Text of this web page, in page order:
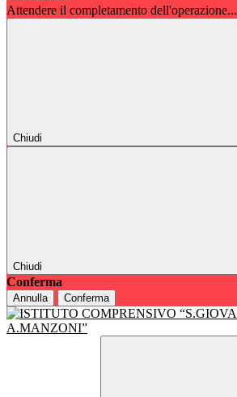
Attendere il completamento dell'operazione...
Chiudi
Chiudi
Conferma
Annulla Conferma